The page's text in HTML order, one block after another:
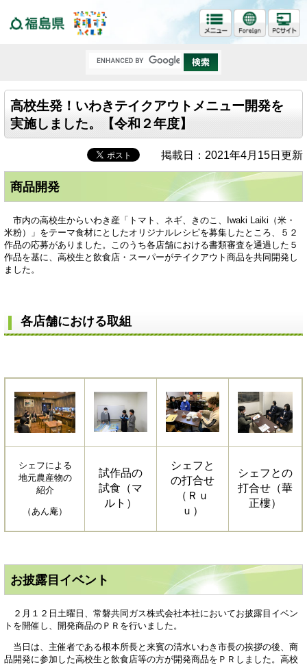
高校生発！いわきテイクアウトメニュー開発を
実施しました。【令和２年度】
掲載日：2021年4月15日更新
商品開発
市内の高校生からいわき産「トマト、ネギ、きのこ、Iwaki Laiki（米・
米粉）」をテーマ食材にとしたオリジナルレシピを募集したところ、５２
作品の応募がありました。このうち各店舗における書類審査を通過した５
作品を基に、高校生と飲食店・スーパーがテイクアウト商品を共同開発し
ました。
各店舗における取組
シェフによる
地元農産物の
紹介
（あん庵）
試作品の
試食（マ
ルト）
シェフと
の打合せ
（Ｒｕ
ｕ）
シェフとの
打合せ（華
正樓）
お披露目イベント
２月１２日土曜日、常磐共同ガス株式会社本社においてお披露目イベン
トを開催し、開発商品のＰＲを行いました。
当日は、主催者である根本所長と来賓の清水いわき市長の挨拶の後、商
品開発に参加した高校生と飲食店等の方が開発商品をＰＲしました。高校